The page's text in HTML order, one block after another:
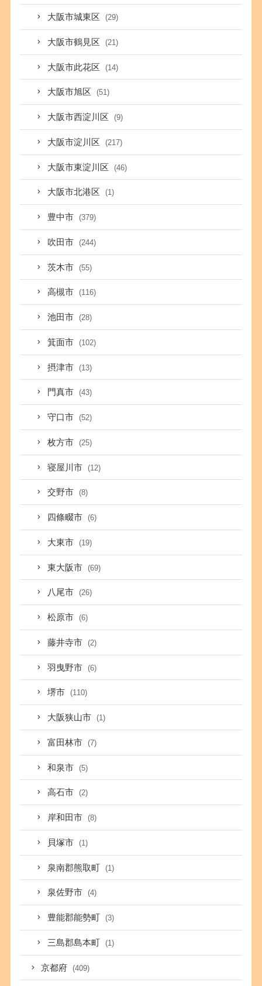
大阪市城東区 (29)
大阪市鶴見区 (21)
大阪市此花区 (14)
大阪市旭区 (51)
大阪市西淀川区 (9)
大阪市淀川区 (217)
大阪市東淀川区 (46)
大阪市北港区 (1)
豊中市 (379)
吹田市 (244)
茨木市 (55)
高槻市 (116)
池田市 (28)
箕面市 (102)
摂津市 (13)
門真市 (43)
守口市 (52)
枚方市 (25)
寝屋川市 (12)
交野市 (8)
四條畷市 (6)
大東市 (19)
東大阪市 (69)
八尾市 (26)
松原市 (6)
藤井寺市 (2)
羽曳野市 (6)
堺市 (110)
大阪狭山市 (1)
富田林市 (7)
和泉市 (5)
高石市 (2)
岸和田市 (8)
貝塚市 (1)
泉南郡熊取町 (1)
泉佐野市 (4)
豊能郡能勢町 (3)
三島郡島本町 (1)
京都府 (409)